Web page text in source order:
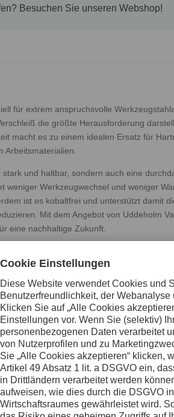
Besuchen Sie unseren Webshop!
für extrem anspruchsvolle
die größte Herausforderung
macht es zu einem idealen Ersatz für
Arbeitsmaterialien.
und haltbar, sondern auch eine
weniger Werkzeugwechsel und weniger
ist es kobaltfrei und unterstützt damit
Mit dem Angebot von Uddeholm
eine nachhaltige Zukunft.
bietet Uddeholm Vanadis 8 XL
für die anspruchsvollsten
1.3343